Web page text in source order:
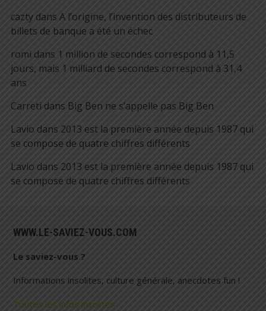
caztydans A l’origine, l’invention des distributeurs de
billets de banque a été un échec
romi dans 1 million de secondes correspond à 11,5
jours, mais 1 milliard de secondes correspond à 31,4
ans
Carreti dans Big Ben ne s’appelle pas Big Ben
Lavio dans 2013 est la première année depuis 1987 qui
se compose de quatre chiffres différents
Lavio dans 2013 est la première année depuis 1987 qui
se compose de quatre chiffres différents
WWW.LE-SAVIEZ-VOUS.COM
Le saviez-vous ?
Informations insolites, culture générale, anecdotes fun !
Toutes les infos insolites